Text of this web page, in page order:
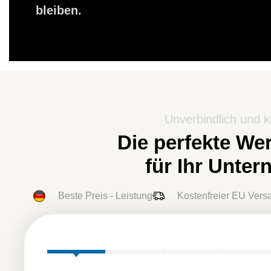
bleiben.
Unverbindlich und
Die perfekte
für Ihr
Beste Preis - Leistung Kostenfreier EU